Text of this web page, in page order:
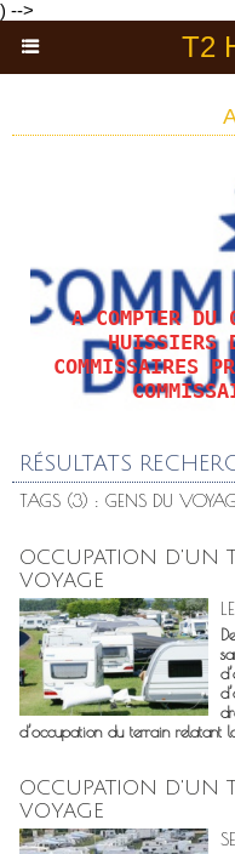
) -->
T2
A COMPTER
HUISSIERS
COMMISSAIRES
RÉSULTATS
TAGS (3) : GENS DU
OCCUPATION D'UN
VOYAGE
d’occupation du terrain relatant
OCCUPATION D'UN
VOYAGE